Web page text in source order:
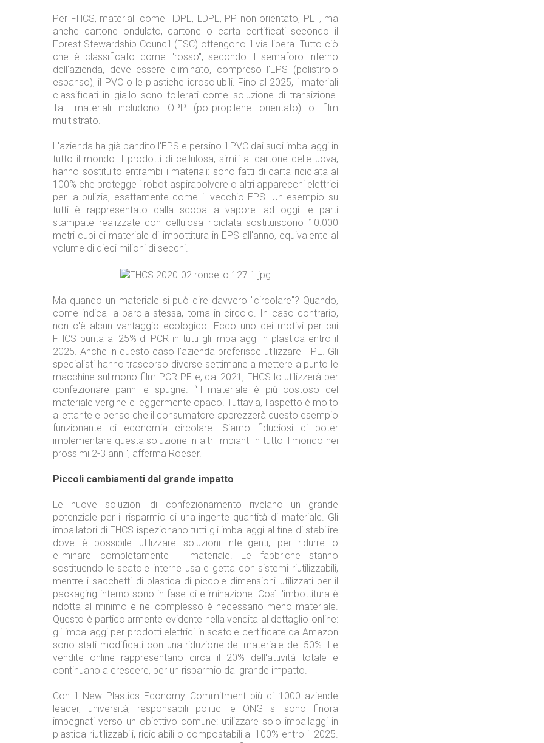
Per FHCS, materiali come HDPE, LDPE, PP non orientato, PET, ma
anche cartone ondulato, cartone o carta certificati secondo il
Forest Stewardship Council (FSC) ottengono il via libera. Tutto ciò
che è classificato come "rosso", secondo il semaforo interno
dell'azienda, deve essere eliminato, compreso l'EPS (polistirolo
espanso), il PVC o le plastiche idrosolubili. Fino al 2025, i materiali
classificati in giallo sono tollerati come soluzione di transizione.
Tali materiali includono OPP (polipropilene orientato) o film
multistrato.
L'azienda ha già bandito l'EPS e persino il PVC dai suoi imballaggi in
tutto il mondo. I prodotti di cellulosa, simili al cartone delle uova,
hanno sostituito entrambi i materiali: sono fatti di carta riciclata al
100% che protegge i robot aspirapolvere o altri apparecchi elettrici
per la pulizia, esattamente come il vecchio EPS. Un esempio su
tutti è rappresentato dalla scopa a vapore: ad oggi le parti
stampate realizzate con cellulosa riciclata sostituiscono 10.000
metri cubi di materiale di imbottitura in EPS all'anno, equivalente al
volume di dieci milioni di secchi.
Ma quando un materiale si può dire davvero "circolare"? Quando,
come indica la parola stessa, torna in circolo. In caso contrario,
non c'è alcun vantaggio ecologico. Ecco uno dei motivi per cui
FHCS punta al 25% di PCR in tutti gli imballaggi in plastica entro il
2025. Anche in questo caso l'azienda preferisce utilizzare il PE. Gli
specialisti hanno trascorso diverse settimane a mettere a punto le
macchine sul mono-film PCR-PE e, dal 2021, FHCS lo utilizzerà per
confezionare panni e spugne. “Il materiale è più costoso del
materiale vergine e leggermente opaco. Tuttavia, l'aspetto è molto
allettante e penso che il consumatore apprezzerà questo esempio
funzionante di economia circolare. Siamo fiduciosi di poter
implementare questa soluzione in altri impianti in tutto il mondo nei
prossimi 2-3 anni", afferma Roeser.
Piccoli cambiamenti dal grande impatto
Le nuove soluzioni di confezionamento rivelano un grande
potenziale per il risparmio di una ingente quantità di materiale. Gli
imballatori di FHCS ispezionano tutti gli imballaggi al fine di stabilire
dove è possibile utilizzare soluzioni intelligenti, per ridurre o
eliminare completamente il materiale. Le fabbriche stanno
sostituendo le scatole interne usa e getta con sistemi riutilizzabili,
mentre i sacchetti di plastica di piccole dimensioni utilizzati per il
packaging interno sono in fase di eliminazione. Così l'imbottitura è
ridotta al minimo e nel complesso è necessario meno materiale.
Questo è particolarmente evidente nella vendita al dettaglio online:
gli imballaggi per prodotti elettrici in scatole certificate da Amazon
sono stati modificati con una riduzione del materiale del 50%. Le
vendite online rappresentano circa il 20% dell'attività totale e
continuano a crescere, per un risparmio dal grande impatto.
Con il New Plastics Economy Commitment più di 1000 aziende
leader, università, responsabili politici e ONG si sono finora
impegnati verso un obiettivo comune: utilizzare solo imballaggi in
plastica riutilizzabili, riciclabili o compostabili al 100% entro il 2025.